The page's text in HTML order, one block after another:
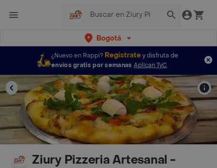
Bogotá
¿Nuevo en Rappi? Regístratey disfruta de
envíos gratis por semanas Aplican TyC
Ziury Pizzeria Artesanal -